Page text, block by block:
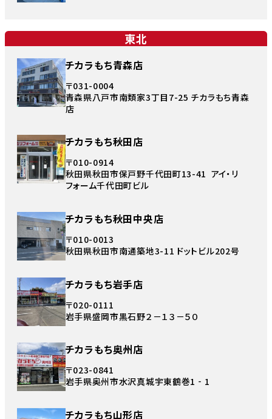
東北
チカラもち青森店
〒031-0004
青森県八戸市南類家3丁目7-25 チカラもち青森
店
チカラもち秋田店
〒010-0914
秋田県秋田市保戸野千代田町13-41 アイ・リ
フォーム千代田町ビル
チカラもち秋田中央店
〒010-0013
秋田県秋田市南通築地3-11 ドットビル202号
チカラもち岩手店
〒020-0111
岩手県盛岡市黒石野２－１３－５０
チカラもち奥州店
〒023-0841
岩手県奥州市水沢真城宇東鶴巻1‐1
チカラもち山形店